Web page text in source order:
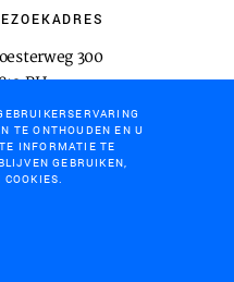
300
BH
TE ONTHOUDEN EN U
INFORMATIE TE
GEBRUIKEN,